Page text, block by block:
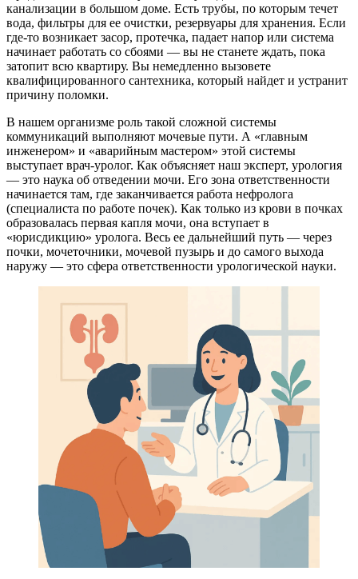
канализации в большом доме. Есть трубы, по которым течет
вода, фильтры для ее очистки, резервуары для хранения. Если
где-то возникает засор, протечка, падает напор или система
начинает работать со сбоями — вы не станете ждать, пока
затопит всю квартиру. Вы немедленно вызовете
квалифицированного сантехника, который найдет и устранит
причину поломки.
В нашем организме роль такой сложной системы
коммуникаций выполняют мочевые пути. А «главным
инженером» и «аварийным мастером» этой системы
выступает врач-уролог. Как объясняет наш эксперт, урология
— это наука об отведении мочи. Его зона ответственности
начинается там, где заканчивается работа нефролога
(специалиста по работе почек). Как только из крови в почках
образовалась первая капля мочи, она вступает в
«юрисдикцию» уролога. Весь ее дальнейший путь — через
почки, мочеточники, мочевой пузырь и до самого выхода
наружу — это сфера ответственности урологической науки.